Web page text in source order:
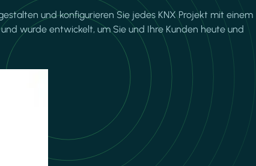
und konfigurieren Sie jedes KNX Projekt mit einem
wurde entwickelt, um Sie und Ihre Kunden heute und